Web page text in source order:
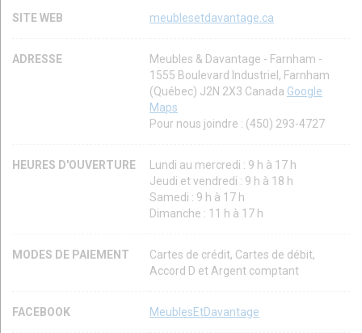
SITE WEB meublesetdavantage.ca
ADRESSE
Meubles & Davantage - Farnham -
1555 Boulevard Industriel, Farnham
(Québec) J2N 2X3 Canada Google
Maps
Pour nous joindre : (450) 293-4727
HEURES D'OUVERTURE
Lundi au mercredi : 9 h à 17 h
Jeudi et vendredi : 9 h à 18 h
Samedi : 9 h à 17 h
Dimanche : 11 h à 17 h
MODES DE PAIEMENT
Cartes de crédit, Cartes de débit,
Accord D et Argent comptant
FACEBOOK MeublesEtDavantage